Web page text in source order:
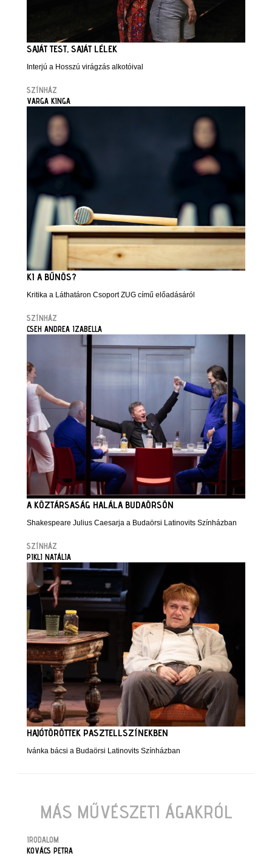
SAJÁT TEST, SAJÁT LÉLEK
Interjú a Hosszú virágzás alkotóival
SZÍNHÁZ
VARGA KINGA
KI A BŰNÖS?
Kritika a Láthatáron Csoport ZUG című előadásáról
SZÍNHÁZ
CSEH ANDREA IZABELLA
A KÖZTÁRSASÁG HALÁLA BUDAÖRSÖN
Shakespeare Julius Caesarja a Budaörsi Latinovits Színházban
SZÍNHÁZ
PIKLI NATÁLIA
HAJÓTÖRÖTTEK PASZTELLSZÍNEKBEN
Ivánka bácsi a Budaörsi Latinovits Színházban
MÁS MŰVÉSZETI ÁGAKRÓL
IRODALOM
KOVÁCS PETRA